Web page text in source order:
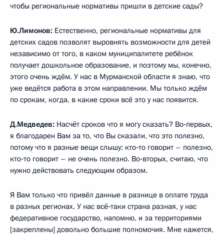
чтобы региональные нормативы пришли в детские сады?
Ю.Лимонов: Естественно, региональные нормативы для
детских садов позволят выровнять возможности для детей
независимо от того, в каком муниципалитете ребёнок
получает дошкольное образование, и поэтому мы, конечно,
этого очень ждём. У нас в Мурманской области я знаю, что
уже ведётся работа в этом направлении. Мы только ждём
по срокам, когда, в какие сроки всё это у нас появится.
Д.Медведев: Насчёт сроков что я могу сказать? Во‑первых,
я благодарен Вам за то, что Вы сказали, что это полезно,
потому что я разные вещи слышу: кто‑то говорит – полезно,
кто‑то говорит – не очень полезно. Во‑вторых, считаю, что
нужно действовать следующим образом.
Я Вам только что привёл данные в разнице в оплате труда
в разных регионах. У нас всё‑таки страна разная, у нас
федеративное государство, напомню, и за территориями
[закреплены] довольно большие полномочия. Мне кажется,